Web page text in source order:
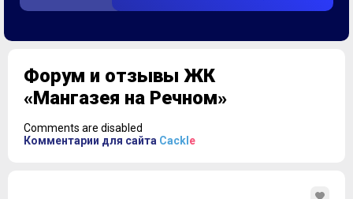
Форум и отзывы ЖК
«Мангазея на Речном»
Comments are disabled
Комментарии для сайта Cackl e